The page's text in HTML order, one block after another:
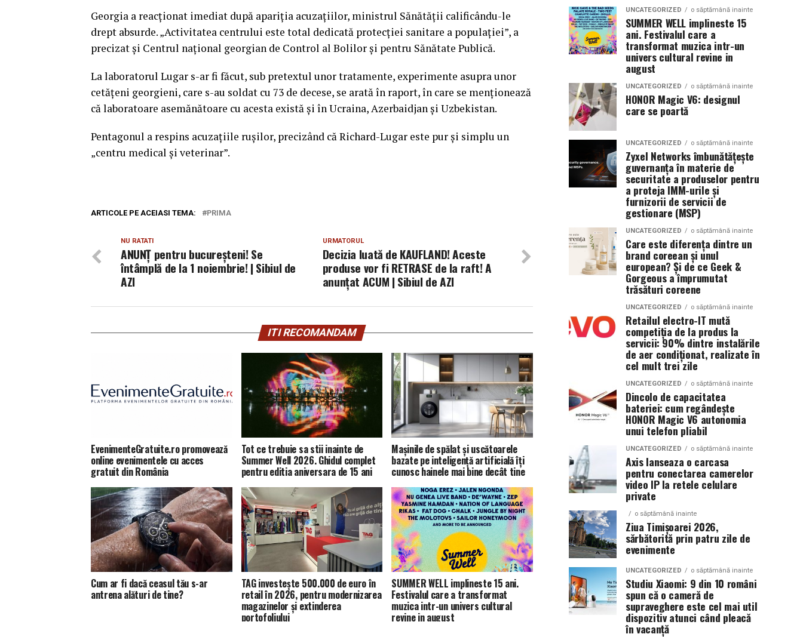
Georgia a reacţionat imediat după apariţia acuzaţiilor, ministrul Sănătăţii calificându-le
drept absurde. „Activitatea centrului este total dedicată protecţiei sanitare a populaţiei”, a
precizat şi Centrul naţional georgian de Control al Bolilor şi pentru Sănătate Publică.
La laboratorul Lugar s-ar fi făcut, sub pretextul unor tratamente, experimente asupra unor
cetăţeni georgieni, care s-au soldat cu 73 de decese, se arată în raport, în care se menţionează
că laboratoare asemănătoare cu acesta există şi în Ucraina, Azerbaidjan şi Uzbekistan.
Pentagonul a respins acuzaţiile ruşilor, precizând că Richard-Lugar este pur şi simplu un
„centru medical şi veterinar”.
ARTICOLE PE ACEIASI TEMA: PRIMA
URMATORUL
Decizia luată de KAUFLAND! Aceste
produse vor fi RETRASE de la raft! A
anunțat ACUM | Sibiul de AZI
NU RATATI
ANUNȚ pentru bucureșteni! Se
întâmplă de la 1 noiembrie! | Sibiul de
AZI
ITI RECOMANDAM
EvenimenteGratuite.ro promovează
online evenimentele cu acces
gratuit din România
Tot ce trebuie sa stii inainte de
Summer Well 2026. Ghidul complet
pentru editia aniversara de 15 ani
Mașinile de spălat și uscătoarele
bazate pe inteligență artificială îți
cunosc hainele mai bine decât tine
Cum ar fi dacă ceasul tău s-ar
antrena alături de tine?
TAG investește 500.000 de euro în
retail în 2026, pentru modernizarea
magazinelor și extinderea
portofoliului
SUMMER WELL implineste 15 ani.
Festivalul care a transformat
muzica intr-un univers cultural
revine in august
UNCATEGORIZED o săptămână inainte
SUMMER WELL implineste 15
ani. Festivalul care a
transformat muzica intr-un
univers cultural revine in
august
UNCATEGORIZED o săptămână inainte
HONOR Magic V6: designul
care se poartă
UNCATEGORIZED o săptămână inainte
Zyxel Networks îmbunătățește
guvernanța în materie de
securitate a produselor pentru
a proteja IMM-urile și
furnizorii de servicii de
gestionare (MSP)
UNCATEGORIZED o săptămână inainte
Care este diferența dintre un
brand coreean și unul
european? Și de ce Geek &
Gorgeous a împrumutat
trăsături coreene
UNCATEGORIZED o săptămână inainte
Retailul electro-IT mută
competiția de la produs la
servicii: 90% dintre instalările
de aer condiționat, realizate în
cel mult trei zile
UNCATEGORIZED o săptămână inainte
Dincolo de capacitatea
bateriei: cum regândește
HONOR Magic V6 autonomia
unui telefon pliabil
UNCATEGORIZED o săptămână inainte
Axis lanseaza o carcasa
pentru conectarea camerelor
video IP la retele celulare
private
o săptămână inainte
Ziua Timișoarei 2026,
sărbătorită prin patru zile de
evenimente
UNCATEGORIZED o săptămână inainte
Studiu Xiaomi: 9 din 10 români
spun că o cameră de
supraveghere este cel mai util
dispozitiv atunci când pleacă
în vacanță